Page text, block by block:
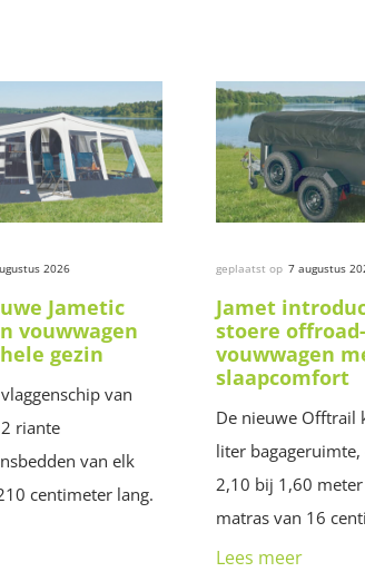
2026
Jametic
vouwwagen
gezin
van
riante
van elk
centimeter lang.
geplaatst op 7 augustus
Jamet
stoere offroad-
vouwwagen
slaapcomfort
De nieuwe Offtrail
liter bagageruimte,
2,10 bij 1,60 meter
matras van 16
Lees meer